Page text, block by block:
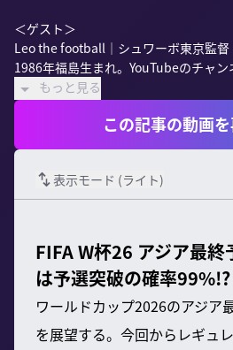
＜ゲスト＞
Leo the football｜シュワーボ東京監督
1986年福島生まれ。YouTubeのチャ
もっと見る
この記事の動画
表示モード (ライト)
FIFA W杯26 アジア最終
は予選突破の確率99%!?
ワールドカップ2026のアジア
を展望する。今回からレギュ